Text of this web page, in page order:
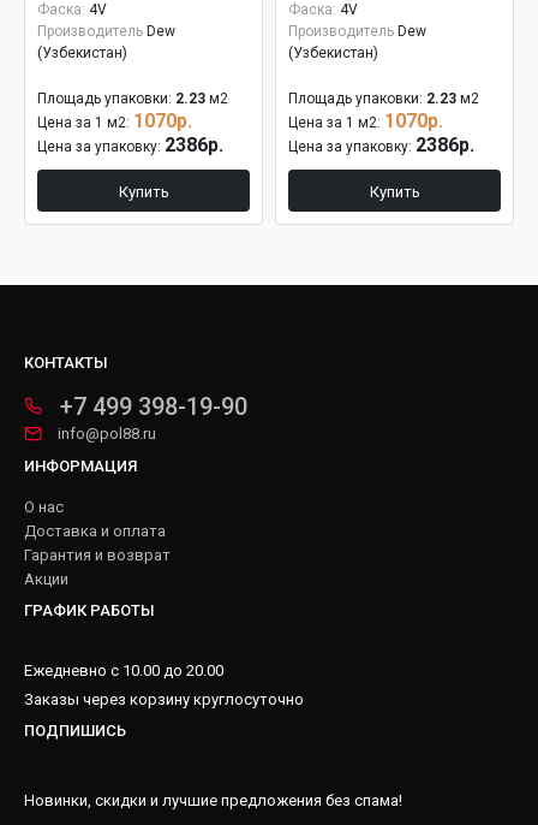
Фаска: 4V
Производитель Dew
(Узбекистан)
Площадь упаковки: 2.23 м2
Цена за 1 м2: 1070р.
Цена за упаковку: 2386р.
Купить
Фаска: 4V
Производитель Dew
(Узбекистан)
Площадь упаковки: 2.23 м2
Цена за 1 м2: 1070р.
Цена за упаковку: 2386р.
Купить
КОНТАКТЫ
+7 499 398-19-90
info@pol88.ru
ИНФОРМАЦИЯ
О нас
Доставка и оплата
Гарантия и возврат
Акции
ГРАФИК РАБОТЫ
Ежедневно с 10.00 до 20.00
Заказы через корзину круглосуточно
ПОДПИШИСЬ
Новинки, скидки и лучшие предложения без спама!